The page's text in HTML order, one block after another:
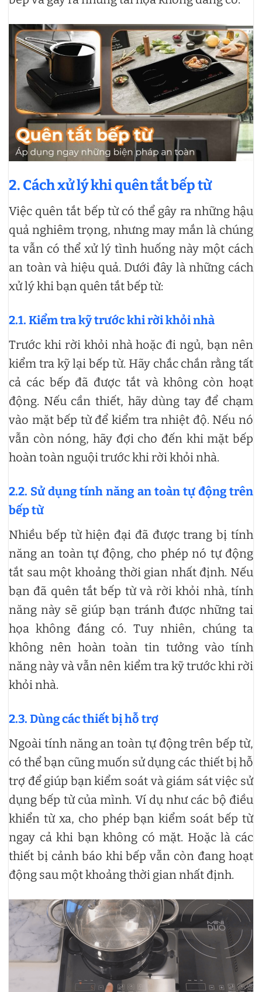
2. Cách xử lý khi quên tắt bếp từ
Việc quên tắt bếp từ có thể gây ra những hậu
quả nghiêm trọng, nhưng may mắn là chúng
ta vẫn có thể xử lý tình huống này một cách
an toàn và hiệu quả. Dưới đây là những cách
xử lý khi bạn quên tắt bếp từ:
2.1. Kiểm tra kỹ trước khi rời khỏi nhà
Trước khi rời khỏi nhà hoặc đi ngủ, bạn nên
kiểm tra kỹ lại bếp từ. Hãy chắc chắn rằng tất
cả các bếp đã được tắt và không còn hoạt
động. Nếu cần thiết, hãy dùng tay để chạm
vào mặt bếp từ để kiểm tra nhiệt độ. Nếu nó
vẫn còn nóng, hãy đợi cho đến khi mặt bếp
hoàn toàn nguội trước khi rời khỏi nhà.
2.2. Sử dụng tính năng an toàn tự động trên
bếp từ
Nhiều bếp từ hiện đại đã được trang bị tính
năng an toàn tự động, cho phép nó tự động
tắt sau một khoảng thời gian nhất định. Nếu
bạn đã quên tắt bếp từ và rời khỏi nhà, tính
năng này sẽ giúp bạn tránh được những tai
họa không đáng có. Tuy nhiên, chúng ta
không nên hoàn toàn tin tưởng vào tính
năng này và vẫn nên kiểm tra kỹ trước khi rời
khỏi nhà.
2.3. Dùng các thiết bị hỗ trợ
Ngoài tính năng an toàn tự động trên bếp từ,
có thể bạn cũng muốn sử dụng các thiết bị hỗ
trợ để giúp bạn kiểm soát và giám sát việc sử
dụng bếp từ của mình. Ví dụ như các bộ điều
khiển từ xa, cho phép bạn kiểm soát bếp từ
ngay cả khi bạn không có mặt. Hoặc là các
thiết bị cảnh báo khi bếp vẫn còn đang hoạt
động sau một khoảng thời gian nhất định.